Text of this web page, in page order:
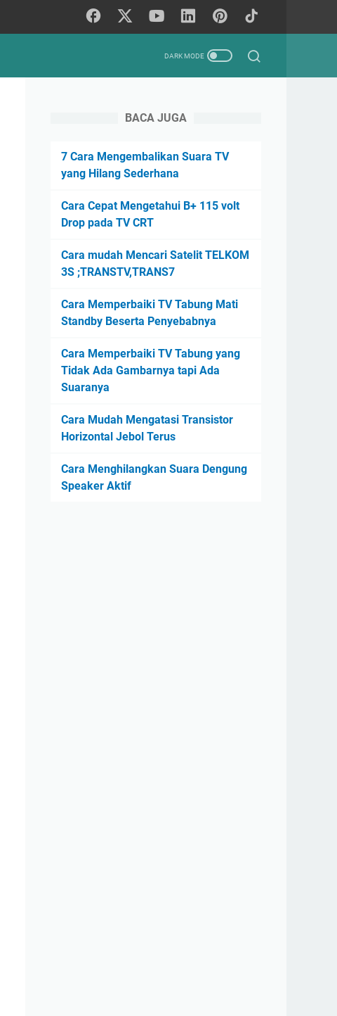
BACA JUGA
7 Cara Mengembalikan Suara TV
yang Hilang Sederhana
Cara Cepat Mengetahui B+ 115 volt
Drop pada TV CRT
Cara mudah Mencari Satelit TELKOM
3S ;TRANSTV,TRANS7
Cara Memperbaiki TV Tabung Mati
Standby Beserta Penyebabnya
Cara Memperbaiki TV Tabung yang
Tidak Ada Gambarnya tapi Ada
Suaranya
Cara Mudah Mengatasi Transistor
Horizontal Jebol Terus
Cara Menghilangkan Suara Dengung
Speaker Aktif